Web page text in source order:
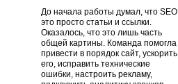
До начала работы думал, что SEO
это просто статьи и ссылки.
Оказалось, что это лишь часть
общей картины. Команда помогла
привести в порядок сайт, ускорить
его, исправить технические
ошибки, настроить рекламу,